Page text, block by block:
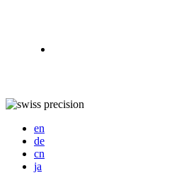
en
de
cn
ja